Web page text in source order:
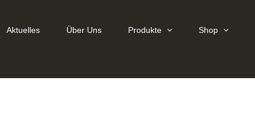
Aktuelles Über Uns Produkte Shop